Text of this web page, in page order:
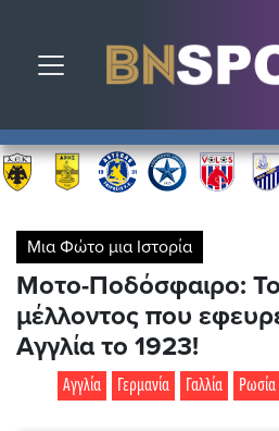
Toggle navigation
Μια Φώτο μια Ιστορία
Μοτο-Ποδόσφαιρο:
μέλλοντος που
Αγγλία το 1923!
Ρωσία
Γαλλία
Γερμανία
Αγγλία